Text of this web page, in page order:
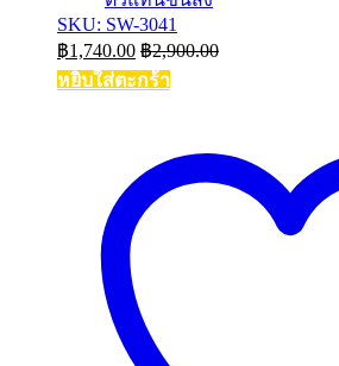
SKU: SW-3041
฿1,740.00 ฿2,900.00
หยิบใส่ตะกร้า